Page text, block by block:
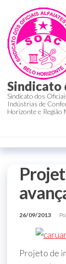
Sindicato
Sindicato dos
Indústrias de
Horizonte e Região
26/09/2013
Projeto de